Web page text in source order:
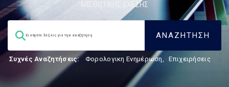
ΜΙΣΘΩΤΙΚΗΣ ΣΧΕΣΗΣ
Συχνές Αναζητήσεις: Φορολογικη Ενημέρωση, Επιχειρήσεις